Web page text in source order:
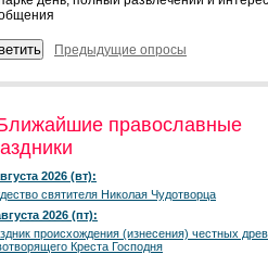
Предыдущие опросы
православные
2026 (вт):
святителя Николая Чудотворца
2026 (пт):
происхождения (изнесения) честных древ
Креста Господня